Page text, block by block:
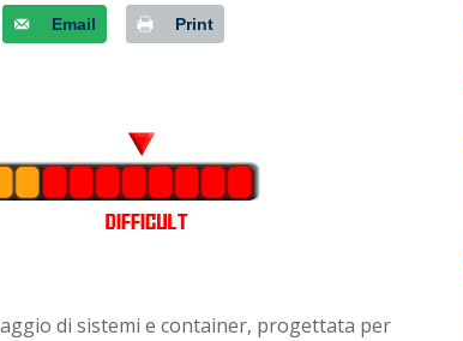
Email Print
di sistemi e container, progettata per